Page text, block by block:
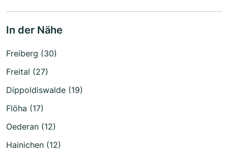
In der Nähe
Freiberg (30)
Freital (27)
Dippoldiswalde (19)
Flöha (17)
Oederan (12)
Hainichen (12)